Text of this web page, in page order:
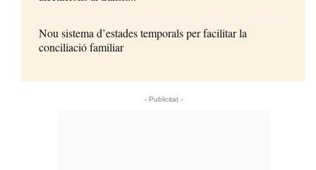
Nou sistema d’estades temporals per facilitar la
conciliació familiar
- Publicitat -